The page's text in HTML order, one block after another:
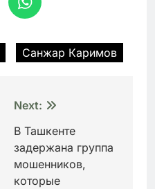
Санжар Каримов
Next:
В Ташкенте
задержана группа
мошенников,
которые